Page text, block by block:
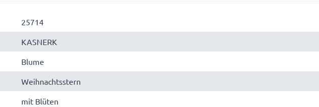
25714
KASNERK
Blume
Weihnachtsstern
mit Blüten